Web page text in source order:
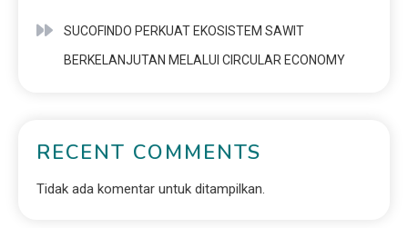
SUCOFINDO PERKUAT EKOSISTEM SAWIT
BERKELANJUTAN MELALUI CIRCULAR ECONOMY
RECENT COMMENTS
Tidak ada komentar untuk ditampilkan.